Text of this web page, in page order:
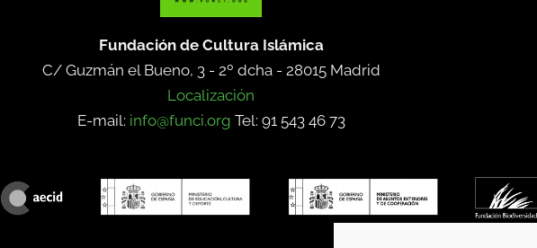
Fundación de Cultura Islámica
C/ Guzmán el Bueno, 3 - 2º dcha - 28015 Madrid
Localización
E-mail: info@funci.org Tel: 91 543 46 73